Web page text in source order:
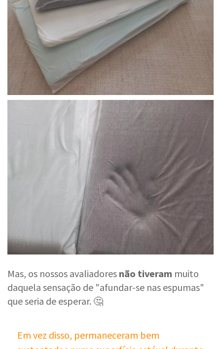
Mas, os nossos avaliadores não tiveram muito
daquela sensação de "afundar-se nas espumas"
que seria de esperar. 🤔
Em vez disso, permaneceram bem